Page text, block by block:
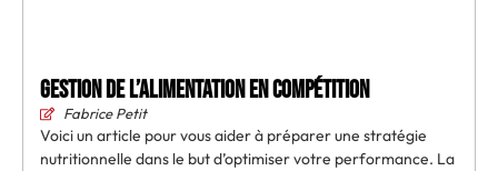
Gestion de l’alimentation en compétition
Fabrice Petit
Voici un article pour vous aider à préparer une stratégie
nutritionnelle dans le but d’optimiser votre performance. La